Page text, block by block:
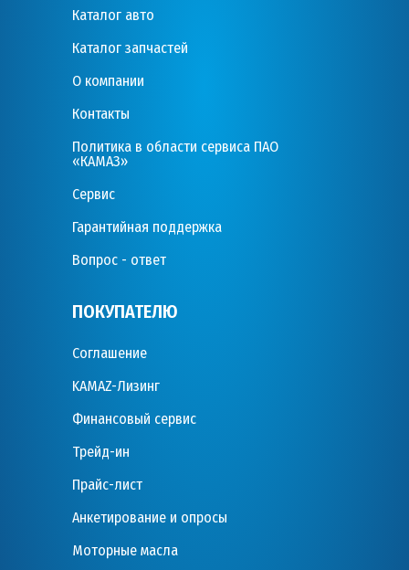
Каталог авто
Каталог запчастей
О компании
Контакты
Политика в области сервиса ПАО
«КАМАЗ»
Сервис
Гарантийная поддержка
Вопрос - ответ
ПОКУПАТЕЛЮ
Соглашение
KAMAZ-Лизинг
Финансовый сервис
Трейд-ин
Прайс-лист
Анкетирование и опросы
Моторные масла